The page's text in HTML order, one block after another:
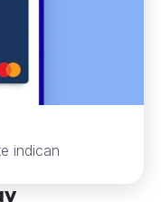
indican